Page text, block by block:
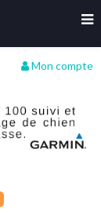
Mon compte